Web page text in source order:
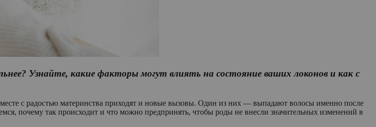
Узнайте, какие факторы могут влиять на состояние ваших локонов и как с
с радостью материнства приходят и новые вызовы. Один из них — выпадают волосы именно после
почему так происходит и что можно предпринять, чтобы роды не внесли значительных изменений в